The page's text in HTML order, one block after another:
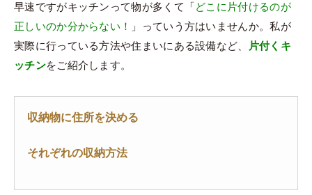
早速ですがキッチンって物が多くて「どこに片付けるのが
正しいのか分からない！
」っていう方はいませんか。私が
実際に行っている方法や住まいにある設備など、
片付くキ
ッチンをご紹介します。
収納物に住所を決める
それぞれの収納方法